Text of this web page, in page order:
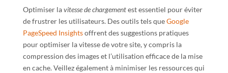
Optimiser lavitesse de chargementest essentiel pour éviter
de frustrer les utilisateurs. Des outils tels queGoogle
PageSpeed Insightsoffrent des suggestions pratiques
pour optimiser la vitesse de votre site, y compris la
compression des images et l’utilisation efficace de la mise
en cache. Veillez également à minimiser les ressources qui